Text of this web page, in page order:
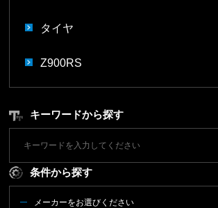
タイヤ
Z900RS
キーワードから探す
条件から探す
メーカーをお選びください